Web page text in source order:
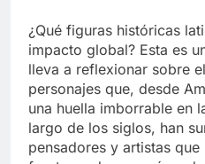
¿Qué figuras históricas
impacto global? Esta es
lleva a reflexionar sobre
personajes que, desde
una huella imborrable en
largo de los siglos, han
pensadores y artistas